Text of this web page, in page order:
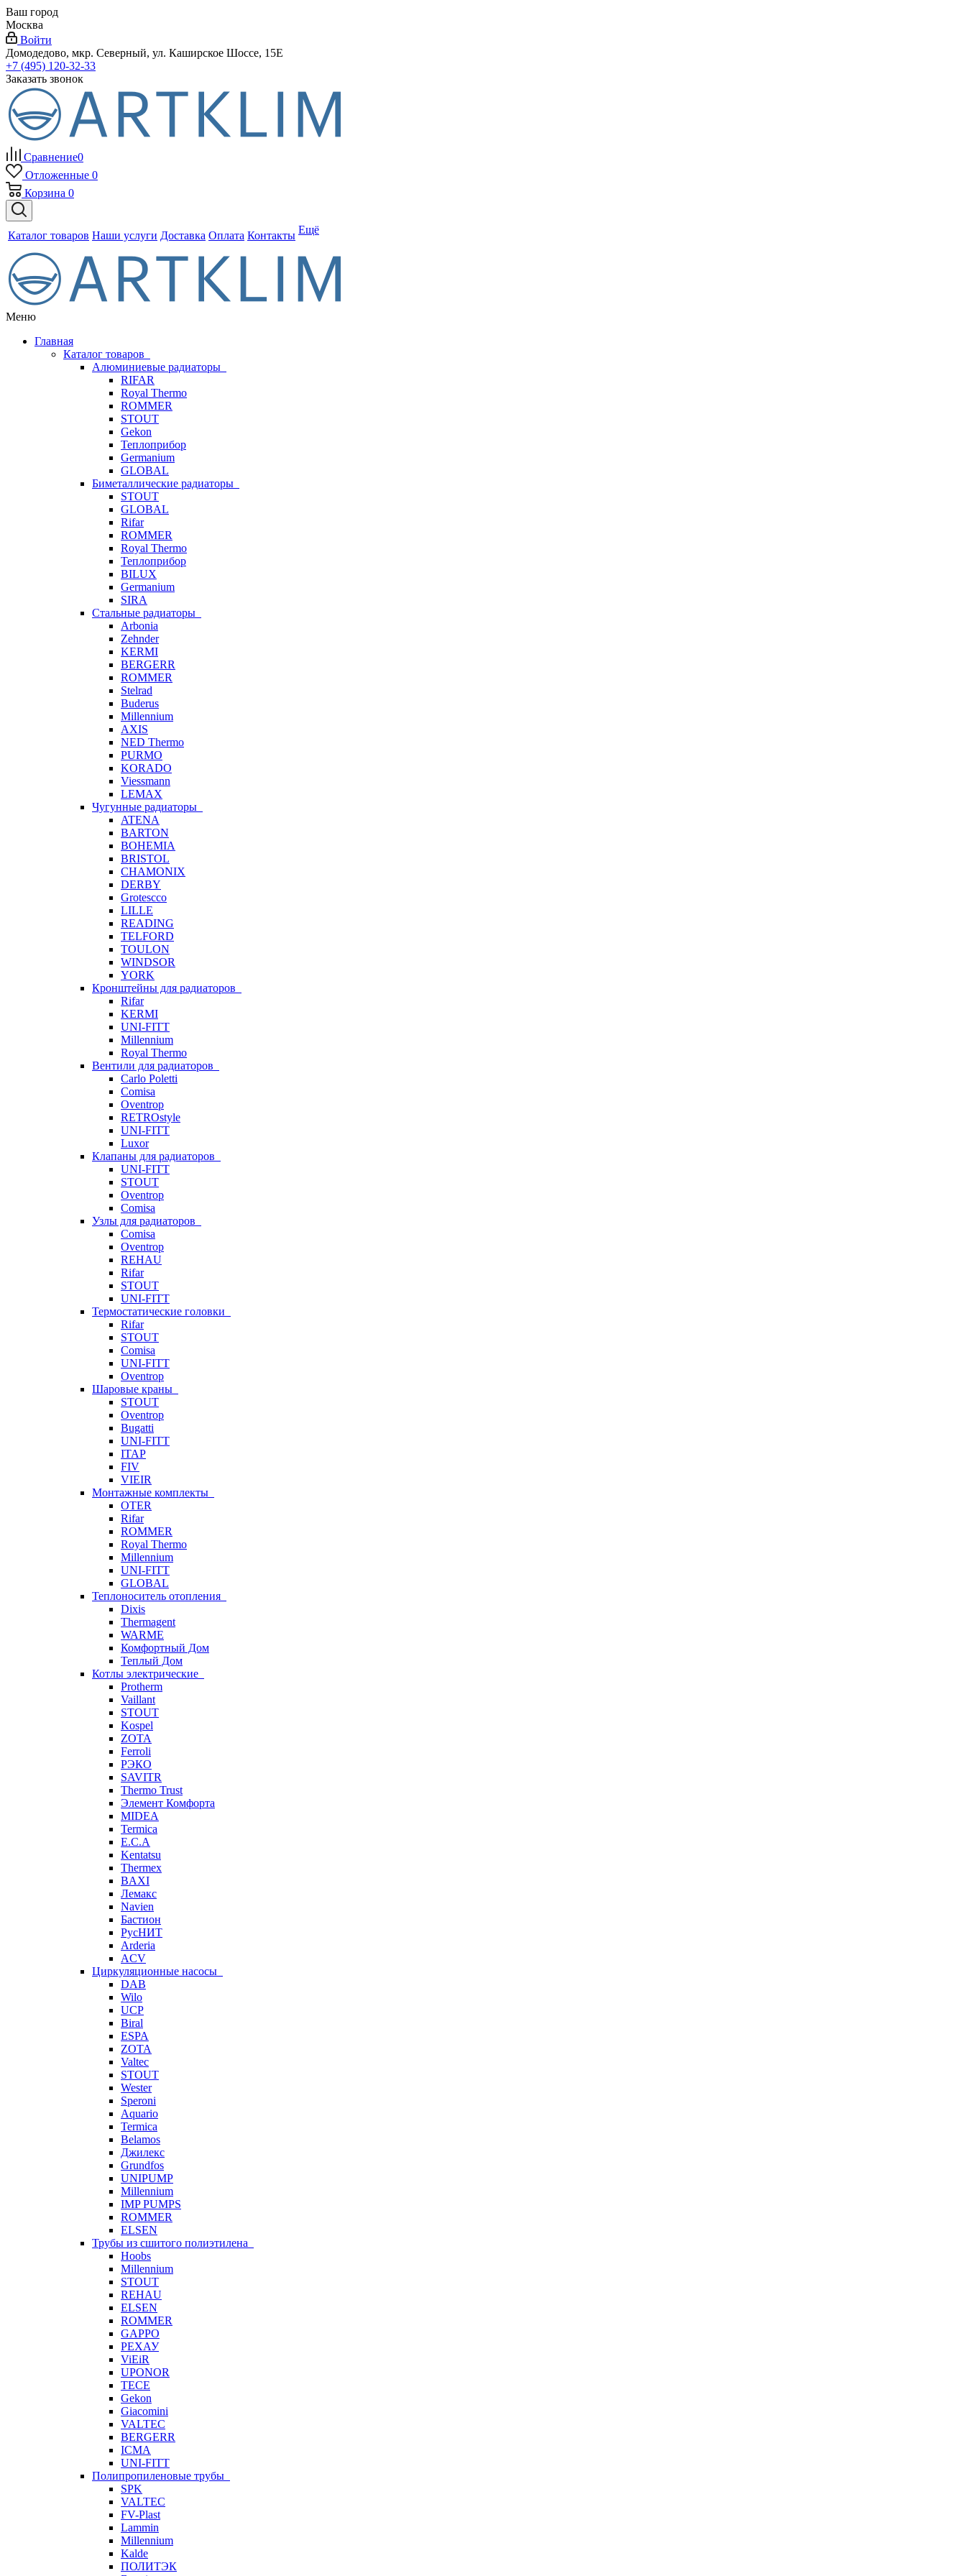
Ваш город
Москва
Войти
Домодедово, мкр. Северный, ул. Каширское Шоссе, 15Е
+7 (495) 120-32-33
Заказать звонок
Сравнение0
Отложенные 0
Корзина 0
Каталог товаров Наши услуги Доставка Оплата Контакты Ещё
Меню
Главная
Каталог товаров
Алюминиевые радиаторы
RIFAR
Royal Thermo
ROMMER
STOUT
Gekon
Теплоприбор
Germanium
GLOBAL
Биметаллические радиаторы
STOUT
GLOBAL
Rifar
ROMMER
Royal Thermo
Теплоприбор
BILUX
Germanium
SIRA
Стальные радиаторы
Arbonia
Zehnder
KERMI
BERGERR
ROMMER
Stelrad
Buderus
Millennium
AXIS
NED Thermo
PURMO
KORADO
Viessmann
LEMAX
Чугунные радиаторы
ATENA
BARTON
BOHEMIA
BRISTOL
CHAMONIX
DERBY
Grotescco
LILLE
READING
TELFORD
TOULON
WINDSOR
YORK
Кронштейны для радиаторов
Rifar
KERMI
UNI-FITT
Millennium
Royal Thermo
Вентили для радиаторов
Carlo Poletti
Comisa
Oventrop
RETROstyle
UNI-FITT
Luxor
Клапаны для радиаторов
UNI-FITT
STOUT
Oventrop
Comisa
Узлы для радиаторов
Comisa
Oventrop
REHAU
Rifar
STOUT
UNI-FITT
Термостатические головки
Rifar
STOUT
Comisa
UNI-FITT
Oventrop
Шаровые краны
STOUT
Oventrop
Bugatti
UNI-FITT
ITAP
FIV
VIEIR
Монтажные комплекты
OTER
Rifar
ROMMER
Royal Thermo
Millennium
UNI-FITT
GLOBAL
Теплоноситель отопления
Dixis
Thermagent
WARME
Комфортный Дом
Теплый Дом
Котлы электрические
Protherm
Vaillant
STOUT
Kospel
ZOTA
Ferroli
РЭКО
SAVITR
Thermo Trust
Элемент Комфорта
MIDEA
Termica
E.C.A
Kentatsu
Thermex
BAXI
Лемакс
Navien
Бастион
РусНИТ
Arderia
ACV
Циркуляционные насосы
DAB
Wilo
UCP
Biral
ESPA
ZOTA
Valtec
STOUT
Wester
Speroni
Aquario
Termica
Belamos
Джилекс
Grundfos
UNIPUMP
Millennium
IMP PUMPS
ROMMER
ELSEN
Трубы из сшитого полиэтилена
Hoobs
Millennium
STOUT
REHAU
ELSEN
ROMMER
GAPPO
РЕХАУ
ViEiR
UPONOR
TECE
Gekon
Giacomini
VALTEC
BERGERR
ICMA
UNI-FITT
Полипропиленовые трубы
SPK
VALTEC
FV-Plast
Lammin
Millennium
Kalde
ПОЛИТЭК